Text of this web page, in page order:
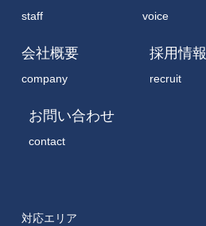
staff voice
会社概要
company
採用情報
recruit
お問い合わせ
contact
対応エリア